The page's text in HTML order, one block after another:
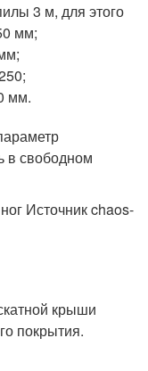
3 м, для этого
мм;
мм.
в свободном
Источник chaos-
крыши
покрытия.